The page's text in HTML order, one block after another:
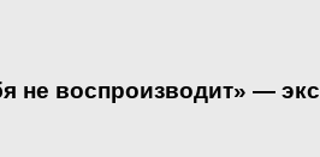
не воспроизводит» —